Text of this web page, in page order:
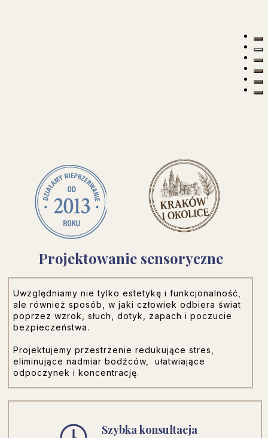
Projektowanie sensoryczne
Uwzględniamy nie tylko estetykę i funkcjonalność,
ale również sposób, w jaki człowiek odbiera świat
poprzez wzrok, słuch, dotyk, zapach i poczucie
bezpieczeństwa.
Projektujemy przestrzenie redukujące stres,
eliminujące nadmiar bodźców, ułatwiające
odpoczynek i koncentrację.
Szybka konsultacja